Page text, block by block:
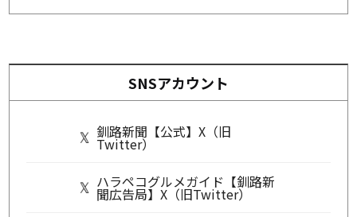
SNSアカウント
釧路新聞【公式】X（旧
Twitter）
ハラペコグルメガイド【釧路新
聞広告局】X（旧Twitter）